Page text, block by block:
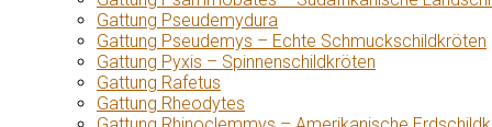
Gattung Pseudemydura
Gattung Pseudemys – Echte Schmuckschildkröten
Gattung Pyxis – Spinnenschildkröten
Gattung Rafetus
Gattung Rheodytes